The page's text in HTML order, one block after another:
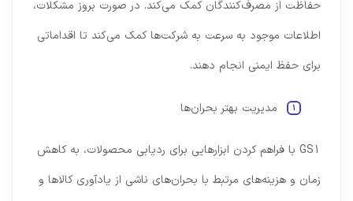
حفاظت از مصرف‌کنندگان کمک می‌کند. در صورت بروز مشکلات،
اطلاعات موجود به سرعت به شرکت‌ها کمک می‌کند تا اقداماتی
برای حفظ ایمنی انجام دهند.
مدیریت بهتر بحران‌ها
GS1 با فراهم کردن ابزارهایی برای ردیابی محصولات، به کاهش
زمان و هزینه‌های مرتبط با بحران‌های ناشی از یادآوری کالاها و